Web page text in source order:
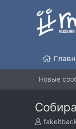
Новые
А